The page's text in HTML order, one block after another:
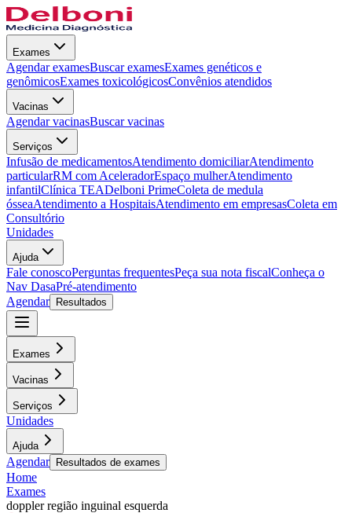
Exames
Agendar examesBuscar examesExames genéticos e
genômicosExames toxicológicosConvênios atendidos
Vacinas
Agendar vacinasBuscar vacinas
Serviços
Infusão de medicamentosAtendimento domiciliarAtendimento
particularRM com AceleradorEspaço mulherAtendimento
infantilClínica TEADelboni PrimeColeta de medula
ósseaAtendimento a HospitaisAtendimento em empresasColeta em
Consultório
Unidades
Ajuda
Fale conoscoPerguntas frequentesPeça sua nota fiscalConheça o
Nav DasaPré-atendimento
Agendar
Resultados
Exames
Vacinas
Serviços
Unidades
Ajuda
Agendar Resultados de exames
Home
Exames
doppler região inguinal esquerda